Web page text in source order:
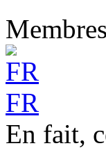
FR
En fait,